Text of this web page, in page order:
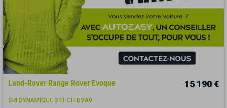
Land-Rover Range Rover Evoque 15 190 €
SI4 DYNAMIQUE 241 CH BVA9